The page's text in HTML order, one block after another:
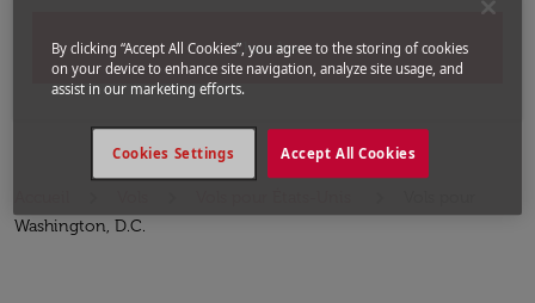
Chercher
Washington, D.C.
By clicking “Accept All Cookies”, you agree to the storing of cookies
on your device to enhance site navigation, analyze site usage, and
assist in our marketing efforts.
Accept All Cookies
Cookies Settings